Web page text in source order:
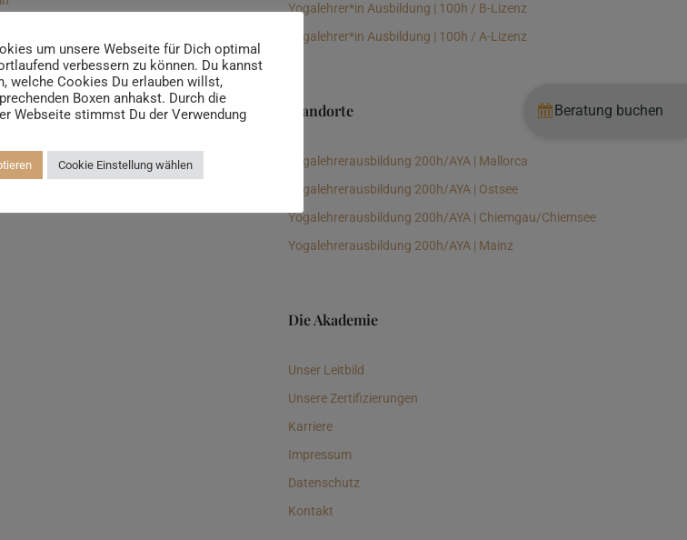
| 50h & Achtsamkeitstrainer*in
| 40h
Ausbildung | 10 h
Yogalehrer*in Ausbildung | 100h / B-Lizenz
Yogalehrer*in Ausbildung | 100h / A-Lizenz
Standorte
Yogalehrerausbildung 200h/AYA | Mallorca
Yogalehrerausbildung 200h/AYA | Ostsee
Yogalehrerausbildung 200h/AYA | Chiemgau/Chiemsee
Yogalehrerausbildung 200h/AYA | Mainz
Die Akademie
Unser Leitbild
Unsere Zertifizierungen
Karriere
Impressum
Datenschutz
Kontakt
um unsere Webseite für Dich optimal
verbessern zu können. Du kannst
welche Cookies Du erlauben willst,
Boxen anhakst. Durch die
Webseite stimmst Du der Verwendung
Cookie Einstellung wählen
Beratung buchen